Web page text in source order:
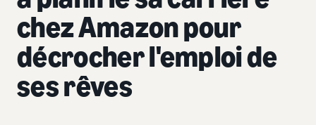
chez Amazon pour
décrocher l'emploi de
ses rêves